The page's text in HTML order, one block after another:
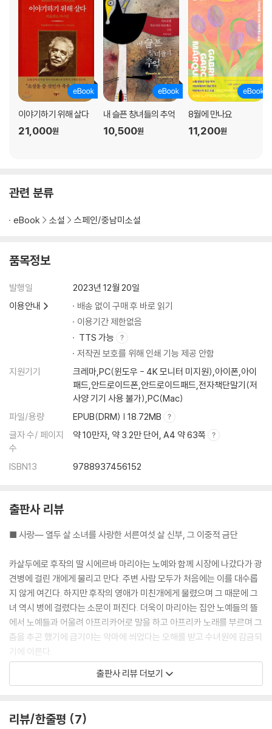
이야기하기 위해 살다
21,000원
내 슬픈 창녀들의 추억
10,500원
8월에 만나요
11,200원
관련 분류
eBook 소설 스페인/중남미소설
품목정보
발행일
2023년 12월 20일
이용안내
배송 없이 구매 후 바로 읽기
이용기간 제한없음
TTS 가능
저작권 보호를 위해 인쇄 기능 제공 안함
지원기기
크레마,PC(윈도우 - 4K 모니터 미지원),아이폰,아이
패드,안드로이드폰,안드로이드패드,전자책단말기(저
사양 기기 사용 불가),PC(Mac)
파일/용량
EPUB(DRM) | 18.72MB
글자 수/ 페이지
수
약 10만자, 약 3.2만 단어, A4 약 63쪽
ISBN13 9788937456152
출판사 리뷰
■ 사랑― 열두 살 소녀를 사랑한 서른여섯 살 신부, 그 이중적 금단
카살두에로 후작의 딸 시에르바 마리아는 노예와 함께 시장에 나갔다가 광
견병에 걸린 개에게 물리고 만다. 주변 사람 모두가 처음에는 이를 대수롭
지 않게 여긴다. 하지만 후작의 영애가 미친개에게 물렸으며 그 때문에 그
녀 역시 병에 걸렸다는 소문이 퍼진다. 더욱이 마리아는 집안 노예들의 뜰
에서 노예들과 어울려 아프리카어로 말을 하고 아프리카 노래를 부르며 그
춤을 추곤 했기에 급기야는 악마에 씌었다는 오해를 받고 수녀원에 감금되
기에 이른다.
젊은 신부 델라우라는 주교의 명으로 엑소시즘을 행하기 위해 시에르바 마
리아가 갇힌 수녀원을 찾아간다. 하지만 델라우라를 맞은 것은 소문처럼
아름다운 소녀였다. 수녀원 감방에서 밤마다 애틋한 사랑을 속삭이던 델라
출판사 리뷰 더보기
리뷰/한줄평 7